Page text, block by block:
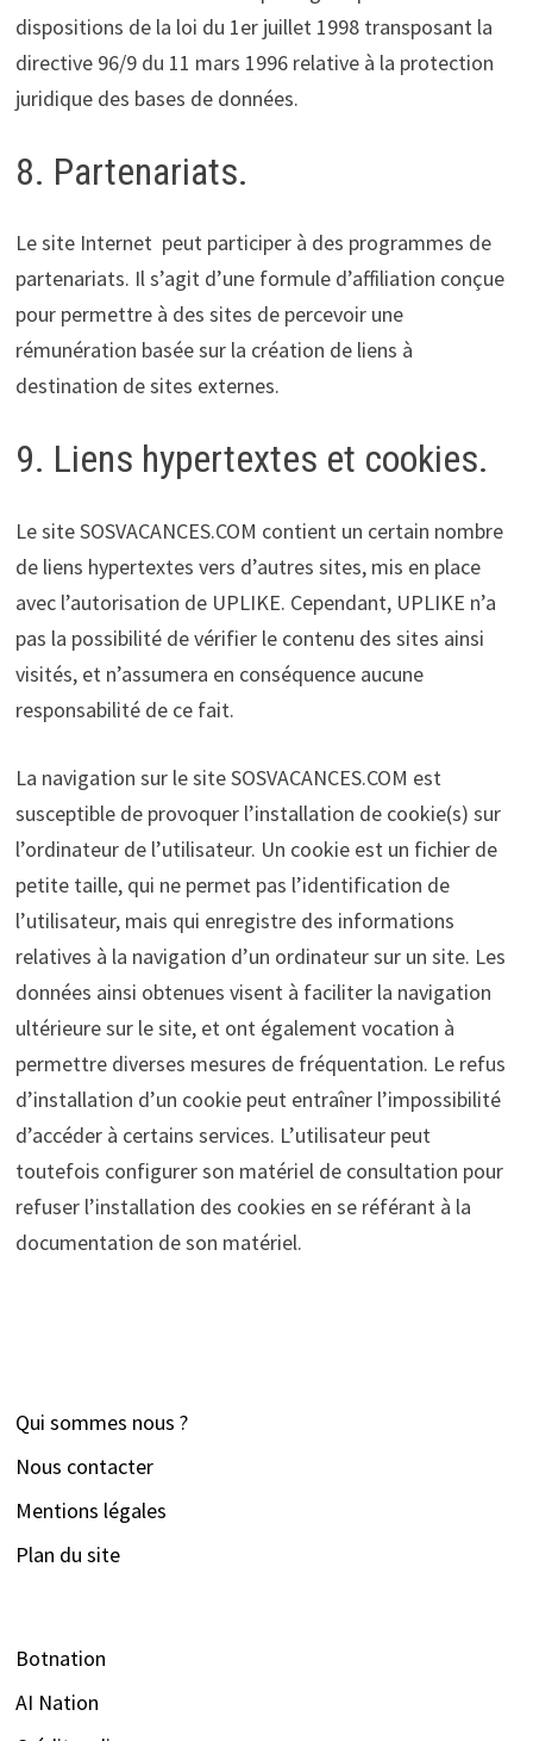
dispositions de la loi du 1er juillet 1998 transposant la
directive 96/9 du 11 mars 1996 relative à la protection
juridique des bases de données.
8. Partenariats.
Le site Internet peut participer à des programmes de
partenariats. Il s’agit d’une formule d’affiliation conçue
pour permettre à des sites de percevoir une
rémunération basée sur la création de liens à
destination de sites externes.
9. Liens hypertextes et cookies.
Le site SOSVACANCES.COM contient un certain nombre
de liens hypertextes vers d’autres sites, mis en place
avec l’autorisation de UPLIKE. Cependant, UPLIKE n’a
pas la possibilité de vérifier le contenu des sites ainsi
visités, et n’assumera en conséquence aucune
responsabilité de ce fait.
La navigation sur le site SOSVACANCES.COM est
susceptible de provoquer l’installation de cookie(s) sur
l’ordinateur de l’utilisateur. Un cookie est un fichier de
petite taille, qui ne permet pas l’identification de
l’utilisateur, mais qui enregistre des informations
relatives à la navigation d’un ordinateur sur un site. Les
données ainsi obtenues visent à faciliter la navigation
ultérieure sur le site, et ont également vocation à
permettre diverses mesures de fréquentation. Le refus
d’installation d’un cookie peut entraîner l’impossibilité
d’accéder à certains services. L’utilisateur peut
toutefois configurer son matériel de consultation pour
refuser l’installation des cookies en se référant à la
documentation de son matériel.
Qui sommes nous ?
Nous contacter
Mentions légales
Plan du site
Botnation
AI Nation